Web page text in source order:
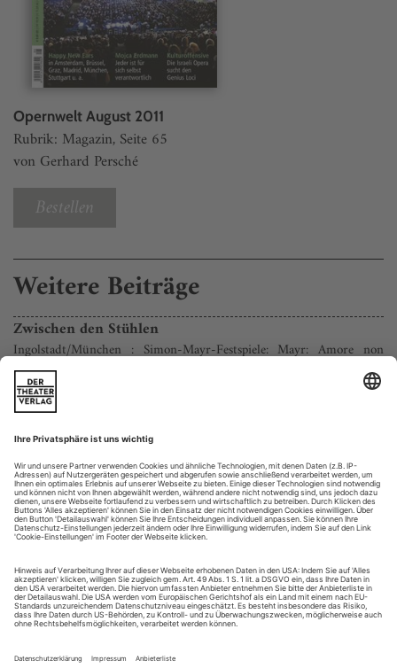
Opernwelt August 2011
Rubrik: Magazin, Seite 65
von Gerhard Persché
Bestellen
Weitere Beiträge
Zwischen den Stühlen
Ingolstadt/München : Simon-Mayr-Festspiele: Mayr: Amore non
soffre opposizioni
Die Frage ist jedes Mal dieselbe: Warum eigentlich die
Wiederbelebung erst jetzt? Bei «Medea in Corinto» in St.
Gallen (Oktober 2009) und München (Juni 2010) war das
so, bei «La Lodoïska» in Ingolstadt (September 2010) und
nun auch bei «Amore non soffre opposizioni». Eine Simon-
Mayr-Konjunktur mag noch frommer Wunsch sein, die nach
dem Komponisten benannte...
Schuld und Sünde
Die lettische Nationaloper in Riga bringt erstmals Bruno Skultes Oper
«Die Erbin von Vilkaci» auf die Bühne
Eigentlich ist die Geschichte zu grotesk, um glaubwürdig zu